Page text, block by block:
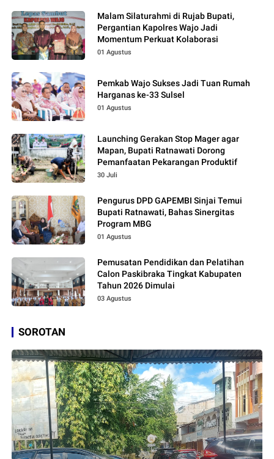
Malam Silaturahmi di Rujab Bupati,
Pergantian Kapolres Wajo Jadi
Momentum Perkuat Kolaborasi
01 Agustus
Pemkab Wajo Sukses Jadi Tuan Rumah
Harganas ke-33 Sulsel
01 Agustus
Launching Gerakan Stop Mager agar
Mapan, Bupati Ratnawati Dorong
Pemanfaatan Pekarangan Produktif
30 Juli
Pengurus DPD GAPEMBI Sinjai Temui
Bupati Ratnawati, Bahas Sinergitas
Program MBG
01 Agustus
Pemusatan Pendidikan dan Pelatihan
Calon Paskibraka Tingkat Kabupaten
Tahun 2026 Dimulai
03 Agustus
SOROTAN